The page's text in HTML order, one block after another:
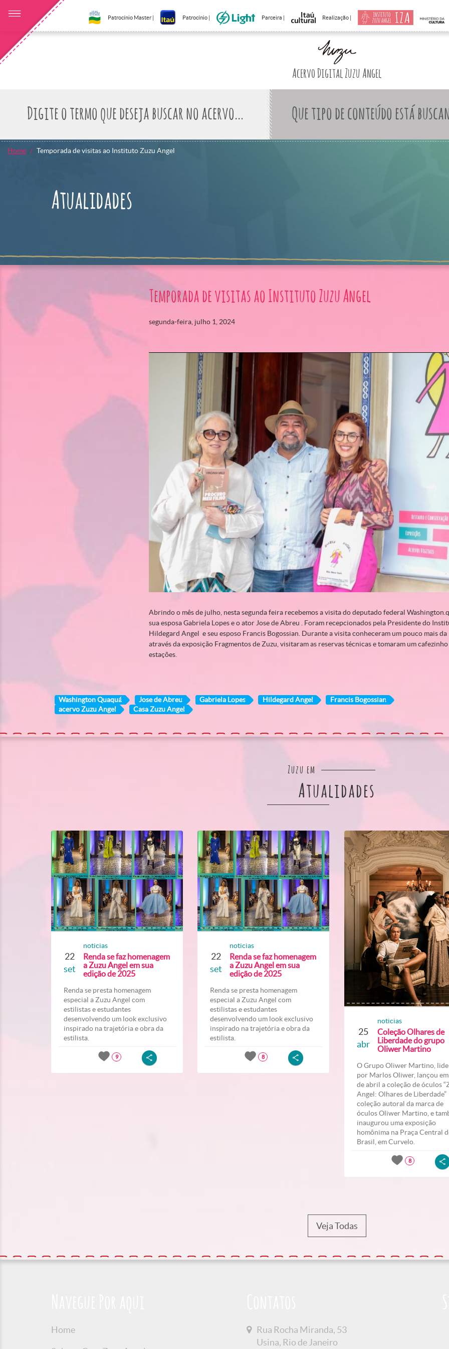
Patrocínio Master | Patrocínio | Parceira | Realização |
Acervo Digital Zuzu Angel
Que tipo de conteúdo está
Home Temporada de visitas ao Instituto Zuzu Angel
Atualidades
Temporada de visitas ao Instituto Zuzu Angel
segunda-feira, julho 1, 2024
Abrindo o mês de julho, nesta segunda feira recebemos a visita do deputado federal
sua esposa Gabriela Lopes e o ator Jose de Abreu . Foram recepcionados pela Presidente do
Hildegard Angel e seu esposo Francis Bogossian. Durante a visita conheceram um pouco mais
através da exposição Fragmentos de Zuzu, visitaram as reservas técnicas e tomaram um
estações.
Washington Quaquá Jose de Abreu Gabriela Lopes Hildegard Angel
Francis Bogossian
acervo Zuzu Angel
Casa Zuzu Angel
Zuzu em
Atualidades
22
set
noticias
Renda se faz homenagem
a Zuzu Angel em sua
edição de 2025
Renda se presta homenagem
especial a Zuzu Angel com
estilistas e estudantes
desenvolvendo um look exclusivo
inspirado na trajetória e obra da
estilista.
9
22
set
noticias
Renda se faz homenagem
a Zuzu Angel em sua
edição de 2025
Renda se presta homenagem
especial a Zuzu Angel com
estilistas e estudantes
desenvolvendo um look exclusivo
inspirado na trajetória e obra da
estilista.
8
25
abr
noticias
Coleção Olhares de
Liberdade do grupo
Oliwer Martino
O Grupo Oliwer Martino,
por Marlos Oliwer, lançou
de abril a coleção de óculos
Angel: Olhares de Liberdade”
coleção autoral da marca de
óculos Oliwer Martino, e
inaugurou uma exposição
homônima na Praça Central
Brasil, em Curvelo.
8
Veja Todas
Home
Rua Rocha Miranda, 53
Usina, Rio de Janeiro